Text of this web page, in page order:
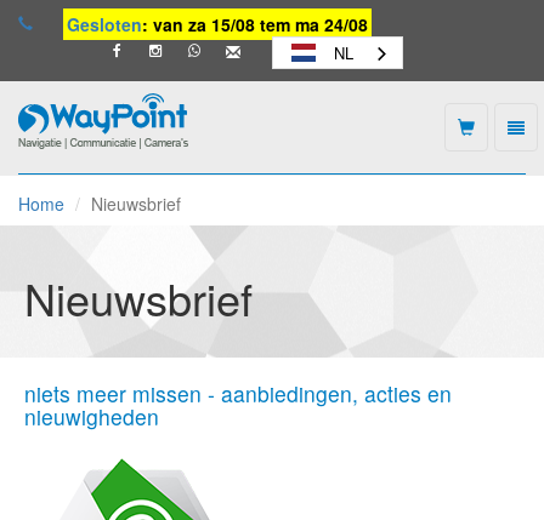
Gesloten: van za 15/08 tem ma 24/08
NL
-
naar
homepage
Home Nieuwsbrief
Nieuwsbrief
niets meer missen - aanbiedingen, acties en
nieuwigheden